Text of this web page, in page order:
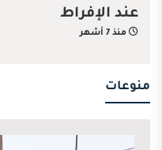
عند الإفراط
منذ 7 أشهر
منوعات